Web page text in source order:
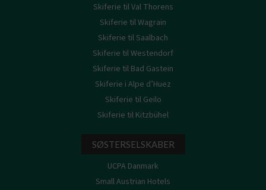
Skiferie til Val Thorens
Skiferie til Wagrain
Skiferie til Saalbach
Skiferie til Westendorf
Skiferie til Bad Gastein
Skiferie i Alpe d’Huez
Skiferie til Geilo
Skiferie til Kitzbühel
SØSTERSELSKABER
UCPA Danmark
Small Austrian Hotels